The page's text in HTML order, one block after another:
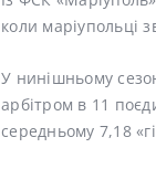
коли маріупольці
У нинішньому
арбітром в 11
середньому 7,18